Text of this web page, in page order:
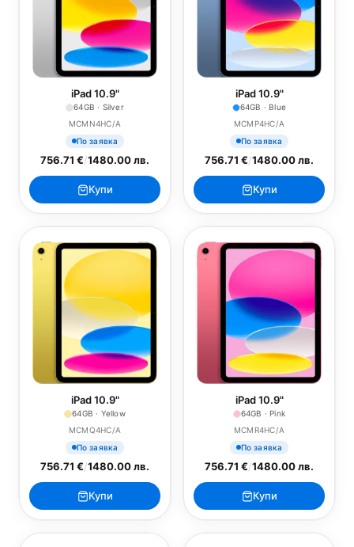
iPad 10.9"
64GB · Silver
MCMN4HC/A
По заявка
756.71 €/1480.00 лв.
Купи
iPad 10.9"
64GB · Blue
MCMP4HC/A
По заявка
756.71 €/1480.00 лв.
Купи
iPad 10.9"
64GB · Yellow
MCMQ4HC/A
По заявка
756.71 €/1480.00 лв.
Купи
iPad 10.9"
64GB · Pink
MCMR4HC/A
По заявка
756.71 €/1480.00 лв.
Купи